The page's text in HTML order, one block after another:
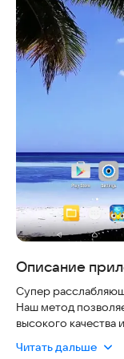
Описание
Супер
Наш метод
высокого качества
видеообои
Читать дальше